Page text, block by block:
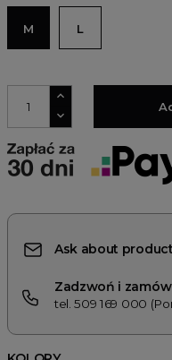
M L
Ask about product
Zadzwoń i zamów
tel. 509 169 000